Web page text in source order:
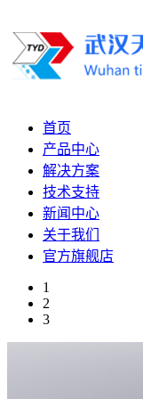
首页
产品中心
解决方案
技术支持
新闻中心
关于我们
官方旗舰店
1
2
3